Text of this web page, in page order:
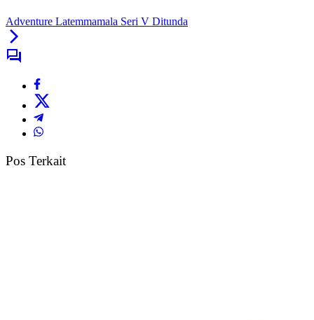
Adventure Latemmamala Seri V Ditunda
Pos Terkait